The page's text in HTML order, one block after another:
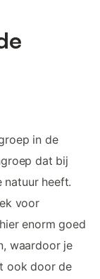
in de
dat bij
natuur heeft.
voor
enorm goed
waardoor je
ook door de